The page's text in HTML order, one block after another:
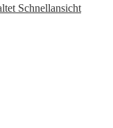
Schnellansicht